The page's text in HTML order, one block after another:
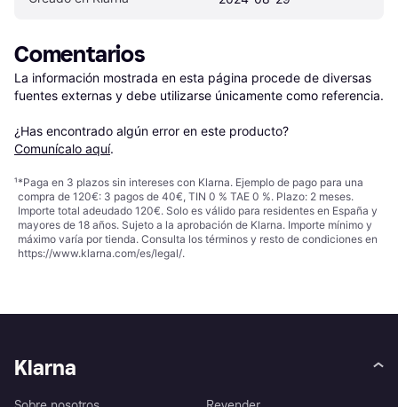
Comentarios
La información mostrada en esta página procede de diversas
fuentes externas y debe utilizarse únicamente como referencia.
¿Has encontrado algún error en este producto?
Comunícalo aquí.
¹*Paga en 3 plazos sin intereses con Klarna. Ejemplo de pago para una
compra de 120€: 3 pagos de 40€, TIN 0 % TAE 0 %. Plazo: 2 meses.
Importe total adeudado 120€. Solo es válido para residentes en España y
mayores de 18 años. Sujeto a la aprobación de Klarna. Importe mínimo y
máximo varía por tienda. Consulta los términos y resto de condiciones en
https://www.klarna.com/es/legal/.
Klarna